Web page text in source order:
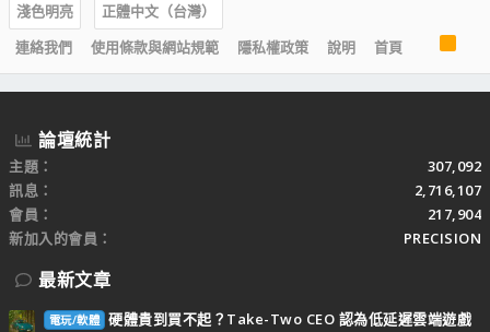
淺色明亮
正體中文（台灣）
連絡我們
使用條款與網站規範 隱私權政策 說明 首頁
S
論壇統計
主題
307,092
訊息
2,716,107
會員
217,904
新加入的會員
PRECISION
最新文章
電玩/軟體 硬體貴到買不起？Take-Two CEO 認為低延遲雲端遊戲